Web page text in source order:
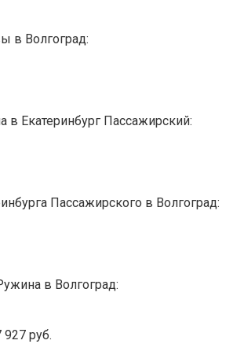
в Волгоград:
в Екатеринбург Пассажирский:
Пассажирского в Волгоград:
в Волгоград:
руб.